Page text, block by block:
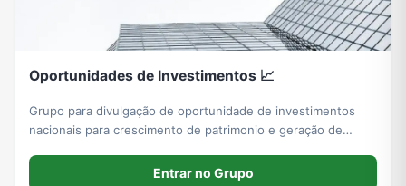
Oportunidades de Investimentos 📈
Grupo para divulgação de oportunidade de investimentos
nacionais para crescimento de patrimonio e geração de
Entrar no Grupo